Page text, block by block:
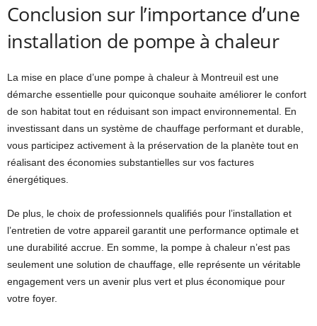
Conclusion sur l’importance d’une
installation de pompe à chaleur
La mise en place d’une pompe à chaleur à Montreuil est une
démarche essentielle pour quiconque souhaite améliorer le confort
de son habitat tout en réduisant son impact environnemental. En
investissant dans un système de chauffage performant et durable,
vous participez activement à la préservation de la planète tout en
réalisant des économies substantielles sur vos factures
énergétiques.
De plus, le choix de professionnels qualifiés pour l’installation et
l’entretien de votre appareil garantit une performance optimale et
une durabilité accrue. En somme, la pompe à chaleur n’est pas
seulement une solution de chauffage, elle représente un véritable
engagement vers un avenir plus vert et plus économique pour
votre foyer.